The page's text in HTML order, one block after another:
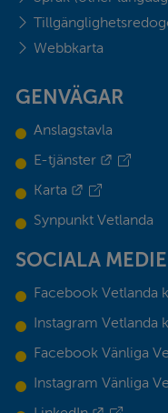
Webbkarta
GENVÄGAR
Anslagstavla
E-tjänster
Länk till
Karta
Länk till
Synpunkt Vetlanda
SOCIALA
Facebook Vetlanda
Instagram Vetlanda
Facebook Vänliga
Instagram Vänliga